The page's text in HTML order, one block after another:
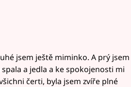
jsem ještě miminko. A prý jsem
a jedla a ke spokojenosti mi
čerti, byla jsem zvíře plné